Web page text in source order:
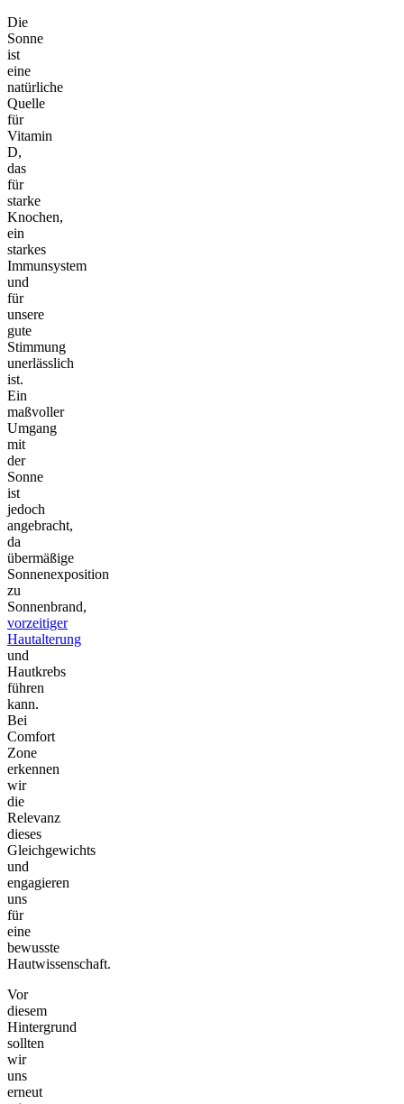
Die
Sonne
ist
eine
natürliche
Quelle
für
Vitamin
D,
das
für
starke
Knochen,
ein
starkes
Immunsystem
und
für
unsere
gute
Stimmung
unerlässlich
ist.
Ein
maßvoller
Umgang
mit
der
Sonne
ist
jedoch
angebracht,
da
übermäßige
Sonnenexposition
zu
Sonnenbrand,
vorzeitiger
Hautalterung
und
Hautkrebs
führen
kann.
Bei
Comfort
Zone
erkennen
wir
die
Relevanz
dieses
Gleichgewichts
und
engagieren
uns
für
eine
bewusste
Hautwissenschaft.
Vor
diesem
Hintergrund
sollten
wir
uns
erneut